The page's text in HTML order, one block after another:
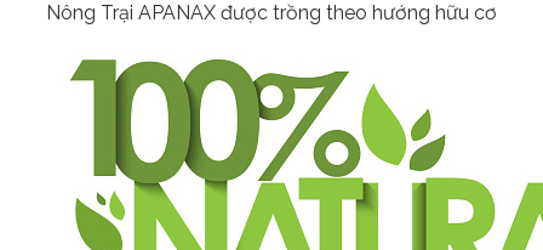
Nông Trại APANAX được trồng theo hướng hữu cơ